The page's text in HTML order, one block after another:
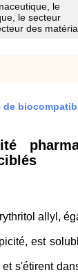
le
le secteur
des
allyl,
est
s'étirent